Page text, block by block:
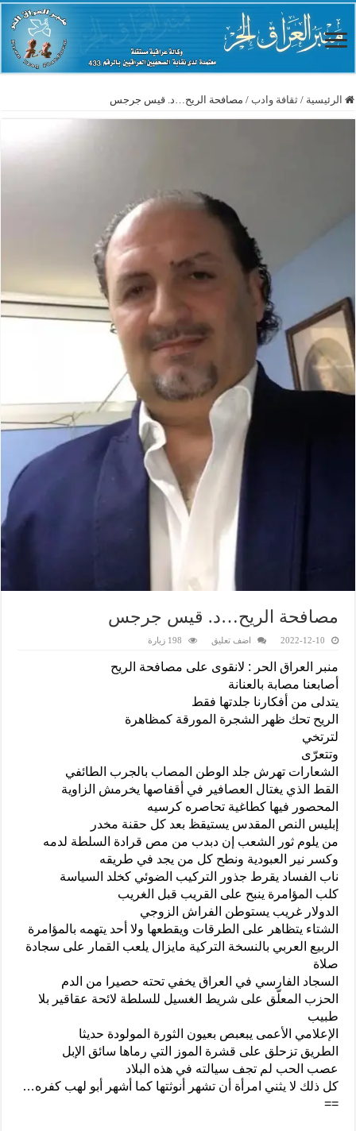
الرئيسية / ثقافة وادب / مصافحة الريح…د. قيس جرجس
مصافحة الريح…د. قيس جرجس
2022-12-10 اضف تعليق 198 زيارة
منبر العراق الحر : لانقوى على مصافحة الريح
أصابعنا مصابة بالعنانة
يتدلى من أفكارنا جلدتها فقط
الريح تحك ظهر الشجرة المورقة كمظاهرة
لترتخي
وتتعرّى
الشعارات تهرش جلد الوطن المصاب بالجرب الطائفي
القط الذي يغتال العصافير في أقفاصها يخرمش الزاوية
المحصور فيها كطاغية تحاصره كرسيه
إبليس النص المقدس يستيقظ بعد كل حقنة مخدر
من يلوم ثور الشعب إن دبدب من مص قرادة السلطة لدمه
وكسر نير العبودية ونطح كل من يجد في طريقه
ناب الفساد يقرط جذور التركيب الضوئي كخلد السياسة
كلب المؤامرة ينبح على القريب قبل الغريب
الدولار غريب يستوطن الفراش الزوجي
الشتاء يتظاهر على الطرقات ويقطعها ولا أحد يتهمه بالمؤامرة
الربيع العربي بالنسخة التركية مايزال يلعب القمار على سجادة
صلاة
السجاد الفارسي في العراق يخفي تحته حصيرا من الدم
الحزب المعلّق على شريط الغسيل للسلطة لائحة عقاقير بلا
طبيب
الإعلامي الأعمى يبعبص بعيون الثورة المولودة حديثا
الطريق تزحلق على قشرة الموز التي رماها سائق الإبل
عصب الحب لم تجف سيالته في هذه البلاد
كل ذلك لا يثني امرأة أن تشهر أنوثتها كما أشهر أبو لهب كفره…
==